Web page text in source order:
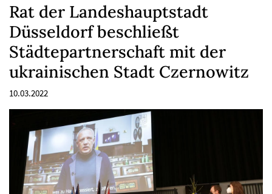
Rat der Landeshauptstadt
Düsseldorf beschließt
Städtepartnerschaft mit der
ukrainischen Stadt Czernowitz
10.03.2022